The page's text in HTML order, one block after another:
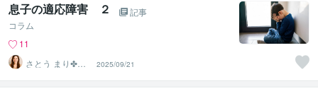
息子の適応障害 ２
記事
コラム
11
さとう まり✤悩
めるあなたのそ
ばにいます
2025/09/21